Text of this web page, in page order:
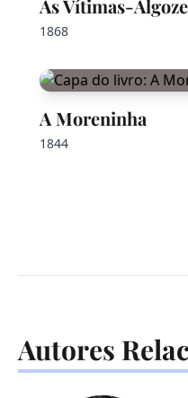
As Vítimas-
1868
A Moreninha
1844
Autores